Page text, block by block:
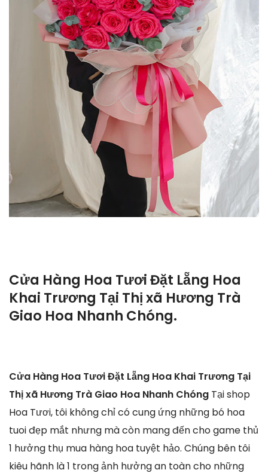
Cửa Hàng Hoa Tươi Đặt Lẵng Hoa
Khai Trương Tại Thị xã Hương Trà
Giao Hoa Nhanh Chóng.
Cửa Hàng Hoa Tươi Đặt Lẵng Hoa Khai Trương Tại
Thị xã Hương Trà Giao Hoa Nhanh Chóng Tại shop
Hoa Tươi, tôi không chỉ có cung ứng những bó hoa
tuoi đẹp mắt nhưng mà còn mang đến cho game thủ
1 hưởng thụ mua hàng hoa tuyệt hảo. Chúng bên tôi
kiêu hãnh là 1 trong ảnh hưởng an toàn cho những